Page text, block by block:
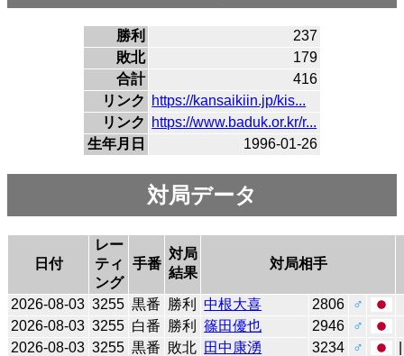
勝利
237
敗北
179
合計
416
リンク
https://kansaikiin.jp/kis...
リンク
https://www.baduk.or.kr/r...
生年月日
1996-01-26
対局データ
日付
レー
ティ
ング
手番
対局
結果
対局相手
2026-08-03 3255 黒番 勝利 中根大喜 2806
♂
2026-08-03 3255 白番 勝利 篠田優也 2946
♂
2026-08-03 3255 黒番 敗北 田中康湧 3234 ♂